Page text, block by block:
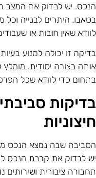
יש לבדוק את המצב
היתרים לבנייה וכל
שאין חובות או
זו יכולה למנוע
בצורה יסודית.
כדי לוודא שכל
שבה נמצא הנכס
לבדוק את קרבת הנכס
ציבורית ושירותים